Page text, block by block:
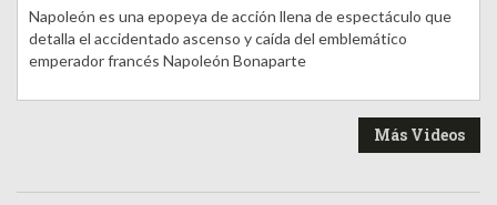
Napoleón es una epopeya de acción llena de espectáculo que
detalla el accidentado ascenso y caída del emblemático
emperador francés Napoleón Bonaparte
Más Videos